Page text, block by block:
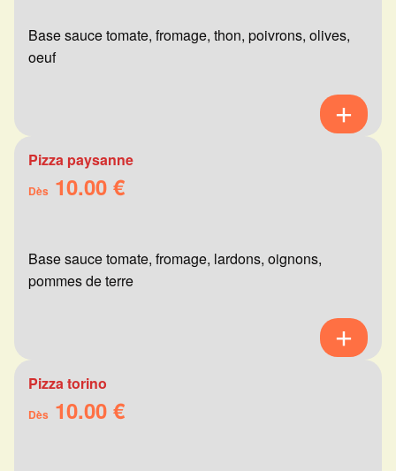
Base sauce tomate, fromage, thon, poivrons, olives,
oeuf
Pizza paysanne
Dès 10.00 €
Base sauce tomate, fromage, lardons, oignons,
pommes de terre
Pizza torino
Dès 10.00 €